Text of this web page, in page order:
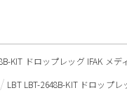
KIT ドロップレッグ IFAK メ
LBT LBT-2648B-KIT ドロップ